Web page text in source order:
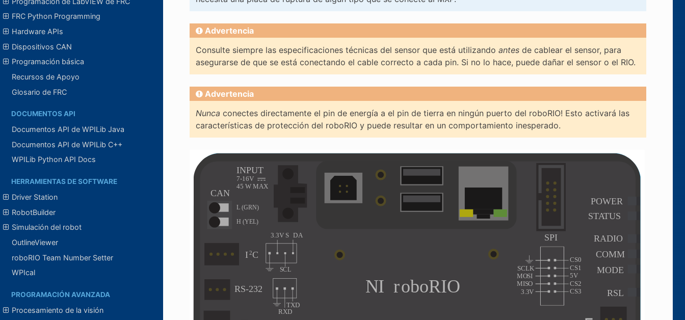
FRC Python Programming
Hardware APIs
Dispositivos CAN
Programación básica
Recursos de Apoyo
Glosario de FRC
DOCUMENTOS API
Documentos API de WPILib Java
Documentos API de WPILib C++
WPILib Python API Docs
HERRAMIENTAS DE SOFTWARE
Driver Station
RobotBuilder
Simulación del robot
OutlineViewer
roboRIO Team Number Setter
WPIcal
PROGRAMACIÓN AVANZADA
Procesamiento de la visión
Advertencia
Consulte siempre las especificaciones técnicas del sensor que está utilizando antesde cablear el sensor, para
asegurarse de que se está conectando el cable correcto a cada pin. Si no lo hace, puede dañar el sensor o el RIO.
Advertencia
Nunca conectes directamente el pin de energía a el pin de tierra en ningún puerto del roboRIO! Esto activará las
características de protección del roboRIO y puede resultar en un comportamiento inesperado.